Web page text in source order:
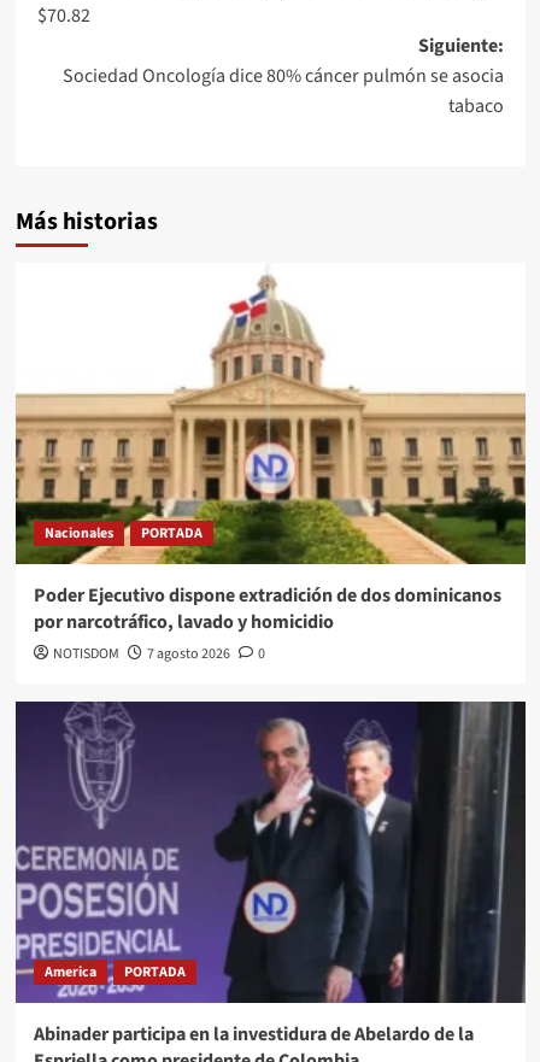
$70.82
Siguiente:
Sociedad Oncología dice 80% cáncer pulmón se asocia
tabaco
Más historias
Nacionales PORTADA
Poder Ejecutivo dispone extradición de dos dominicanos
por narcotráfico, lavado y homicidio
NOTISDOM 7 agosto 2026 0
America PORTADA
Abinader participa en la investidura de Abelardo de la